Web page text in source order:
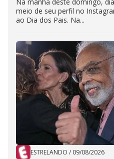
Na manhã deste domingo,
meio de seu perfil no
ao Dia dos Pais. Na...
ESTRELANDO / 09/08/2026